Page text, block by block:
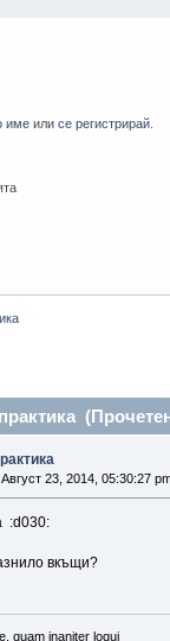
име илисе регистрирай
Август 23, 2014, 05:30:27
:d030:
вкъщи?
quam inaniter loqui